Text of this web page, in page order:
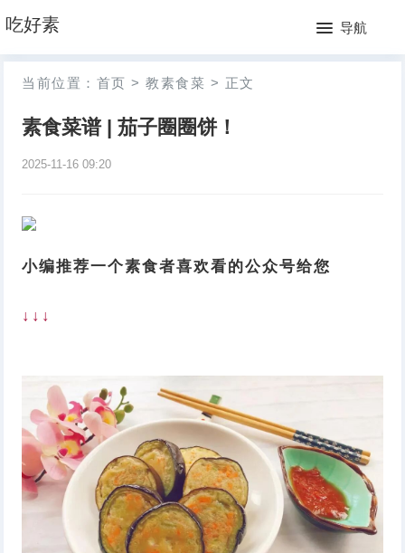
吃好素 导航
网
站
月
当前位置： 首页 > 教素食菜 > 正文
素食菜谱 | 茄子圈圈饼！
2025-11-16 09:20
小编推荐一个素食者喜欢看的公众号给您
↓↓↓